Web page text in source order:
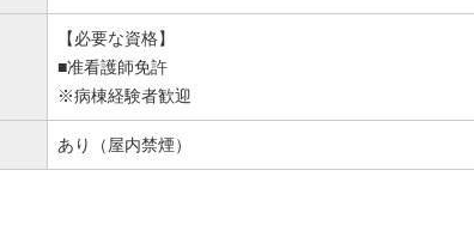
【必要な資格】
■准看護師免許
※病棟経験者歓迎
あり（屋内禁煙）